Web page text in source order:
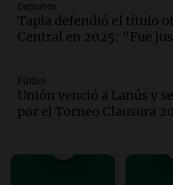
marcha y otras
este miércoles
Audio.
perjudicar a Estados
tensiones y críticas
Deportes
Tapia defendió el título
Central en 2025: "Fue
Fútbol
Unión venció a Lanús y
por el Torneo Clausura